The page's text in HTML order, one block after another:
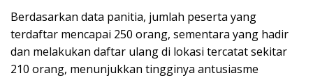
Berdasarkan data panitia, jumlah peserta yang
terdaftar mencapai 250 orang, sementara yang hadir
dan melakukan daftar ulang di lokasi tercatat sekitar
210 orang, menunjukkan tingginya antusiasme